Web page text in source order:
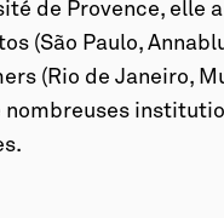
de Provence, elle
(São Paulo,
(Rio de Janeiro,
nombreuses